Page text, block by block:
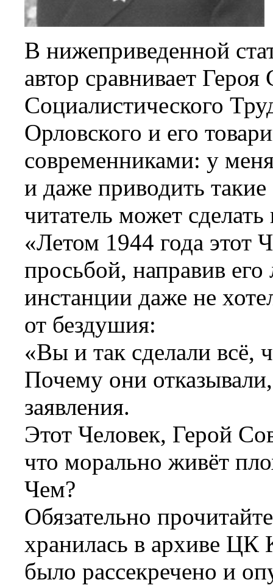
В нижеприведенной
автор сравнивает
Социалистического
Орловского и его
современниками: у
и даже приводить
читатель может
«Летом 1944 года этот
просьбой, направив
инстанции даже не
от бездушия:
«Вы и так сделали всё,
Почему они
заявления.
Этот Человек, Герой
что морально живёт
Чем?
Обязательно
хранилась в архиве ЦК
было рассекречено и